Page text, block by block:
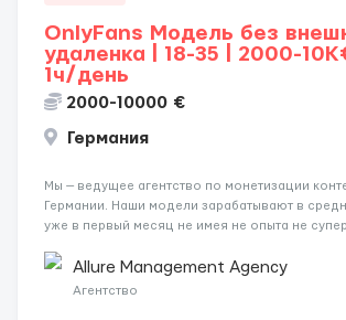
OnlyFans Модель без
удаленка | 18-35 | 2000-
1ч/день
2000-10000 €
Германия
Мы — ведущее агентство по монетизации
Германии. Наши модели зарабатывают в
уже в первый месяц не имея не опыта не
города мира, начинающих и с опытом. Что мы
Allure Management Agency
Агентство